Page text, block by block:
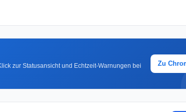
zur Statusansicht und Echtzeit-Warnungen bei
Zu